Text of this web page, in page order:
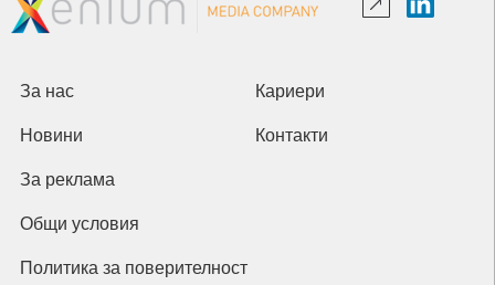
За нас Кариери
Новини Контакти
За реклама
Общи условия
Политика за поверителност